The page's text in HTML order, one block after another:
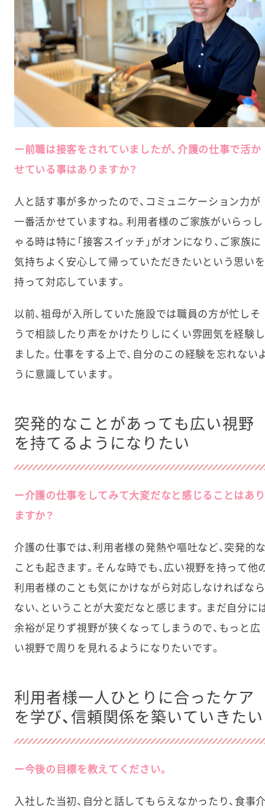
ー前職は接客をされていましたが、介護の仕事で活か
せている事はありますか？
人と話す事が多かったので、コミュニケーション力が
一番活かせていますね。利用者様のご家族がいらっし
ゃる時は特に「接客スイッチ」がオンになり、ご家族に
気持ちよく安心して帰っていただきたいという思いを
持って対応しています。
以前、祖母が入所していた施設では職員の方が忙しそ
うで相談したり声をかけたりしにくい雰囲気を経験し
ました。仕事をする上で、自分のこの経験を忘れない
うに意識しています。
突発的なことがあっても広い視野
を持てるようになりたい
ー介護の仕事をしてみて大変だなと感じることはあり
ますか？
介護の仕事では、利用者様の発熱や嘔吐など、突発的
ことも起きます。そんな時でも、広い視野を持って他
利用者様のことも気にかけながら対応しなければなら
ない、ということが大変だなと感じます。まだ自分に
余裕が足りず視野が狭くなってしまうので、もっと広
い視野で周りを見れるようになりたいです。
利用者様一人ひとりに合ったケア
を学び、信頼関係を築いていきたい
ー今後の目標を教えてください。
入社した当初、自分と話してもらえなかったり、食事